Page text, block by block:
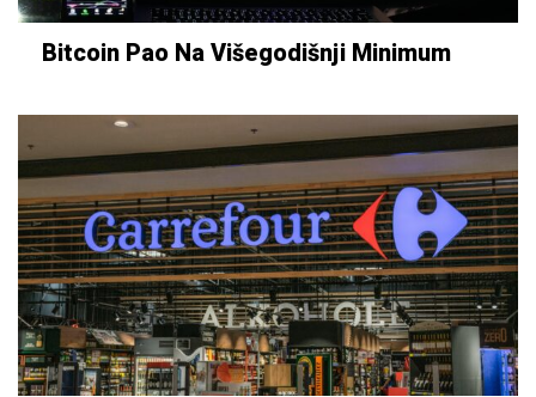
Bitcoin Pao Na Višegodišnji Minimum